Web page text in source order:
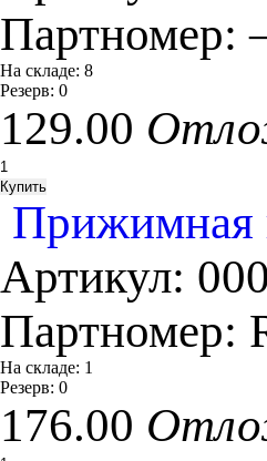
Партномер:
На складе: 8
Резерв: 0
129.00
Прижимная
Артикул:
Партномер:
На складе: 1
Резерв: 0
176.00